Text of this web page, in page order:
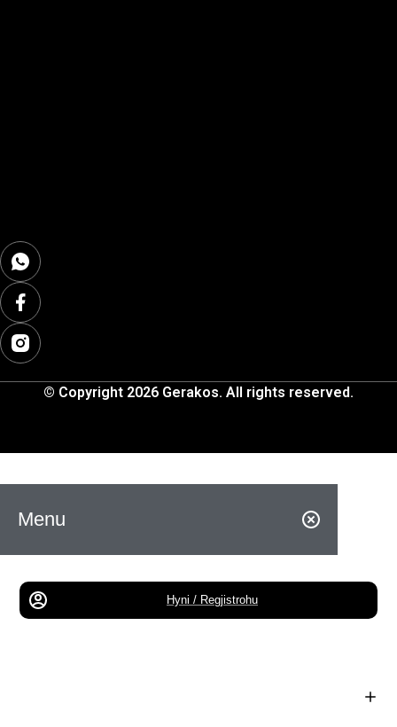
© Copyright 2026 Gerakos. All rights reserved.
Menu
Hyni / Regjistrohu